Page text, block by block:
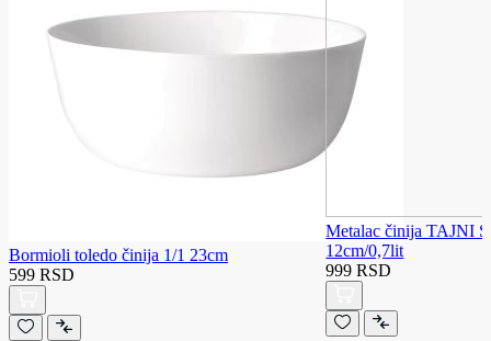
Bormioli toledo činija 1/1 23cm
599 RSD
Metalac činija TAJNI
12cm/0,7lit
999 RSD